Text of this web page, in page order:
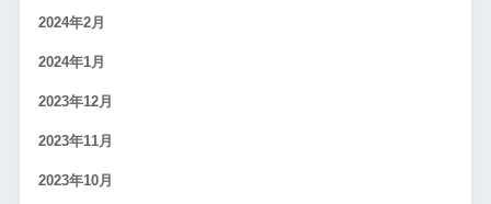
2024年2月
2024年1月
2023年12月
2023年11月
2023年10月